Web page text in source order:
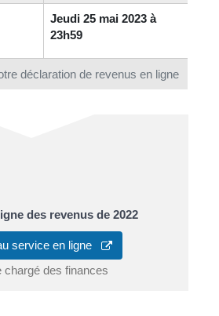
déclaration de revenus en ligne
Jeudi 25 mai 2023 à
23h59
des revenus de 2022
service en ligne
chargé des finances